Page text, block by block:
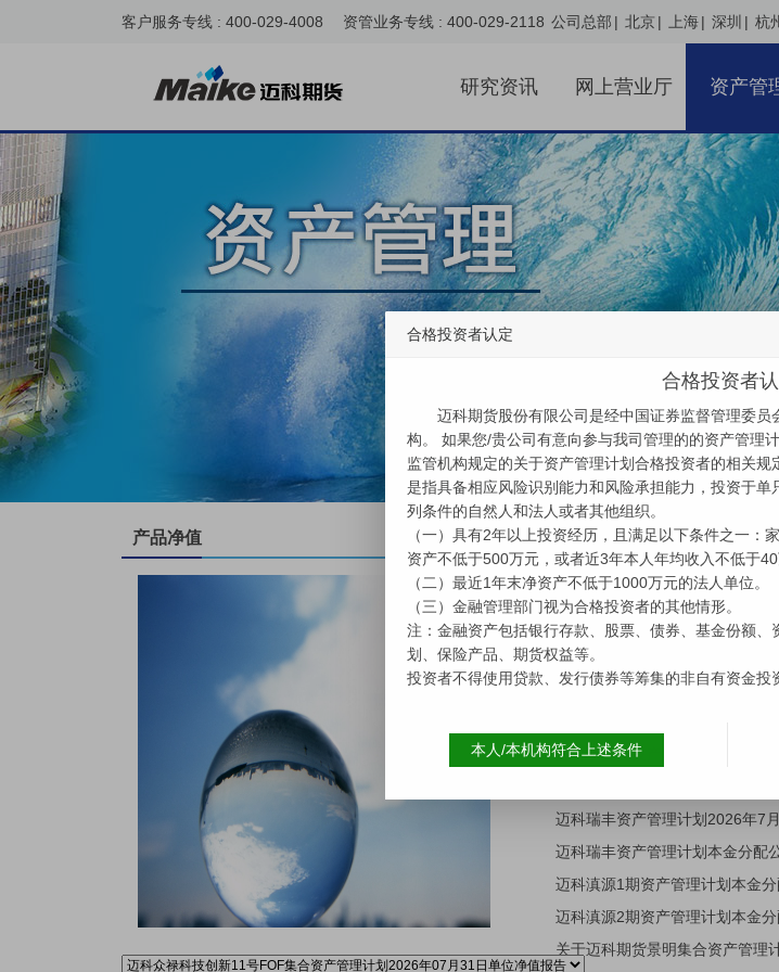
客户服务专线 : 400-029-4008 资管业务专线 : 400-029-2118 公司总部 | 北京| 上海| 深圳 | 杭
研究资讯 网上营业厅 资产管
更多>>
产品净值 产品公告
迈科瑞丰资产管理计划本金分配
合格投资者认定